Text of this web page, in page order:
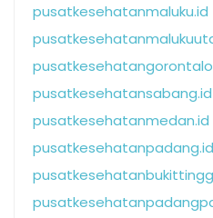
pusatkesehatanmaluku.id
pusatkesehatansabang.id
pusatkesehatanmedan.id
pusatkesehatanpadang.id